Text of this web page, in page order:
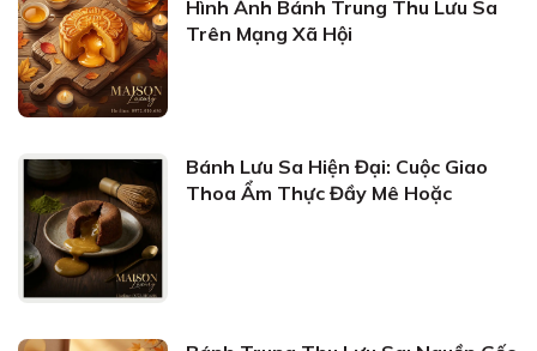
Hình Ảnh Bánh Trung Thu Lưu Sa
Trên Mạng Xã Hội
Bánh Lưu Sa Hiện Đại: Cuộc Giao
Thoa Ẩm Thực Đầy Mê Hoặc